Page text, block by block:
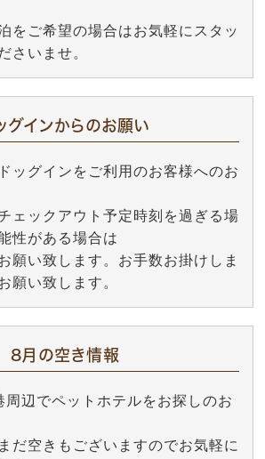
をご希望の場合はお気軽にスタッ
さいませ。
グインからのお願い
ッグインをご利用のお客様へのお
ェックアウト予定時刻を過ぎる場
性がある場合は
願い致します。お手数お掛けしま
願い致します。
8月の空き情報
周辺でペットホテルをお探しのお
だ空きもございますのでお気軽に